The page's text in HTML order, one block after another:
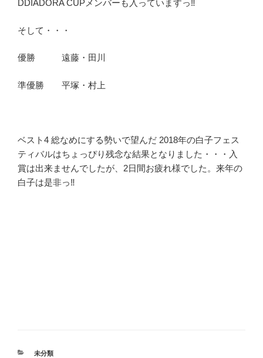
DDIADORA CUPメンバーも入っていますっ‼
そして・・・
優勝 遠藤・田川
準優勝 平塚・村上
ベスト4 総なめにする勢いで望んだ 2018年の白子フェス
ティバルはちょっぴり残念な結果となりました・・・入
賞は出来ませんでしたが、2日間お疲れ様でした。来年の
白子は是非っ‼
カ
未分類